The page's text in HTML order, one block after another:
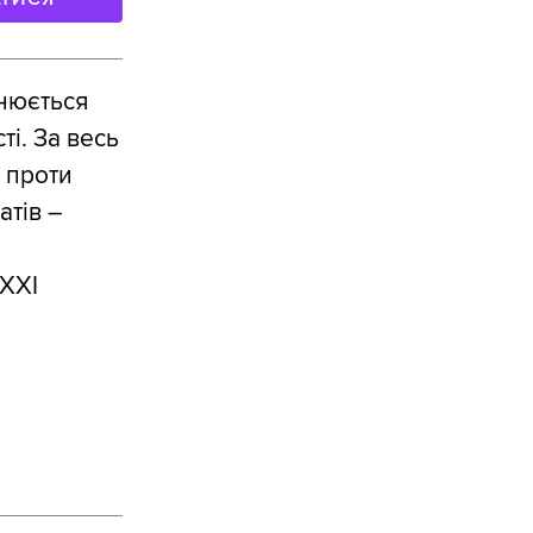
За весь
проти
―